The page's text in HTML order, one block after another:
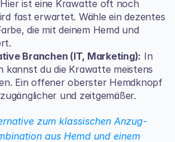
Hier ist eine Krawatte oft noch
fast erwartet. Wähle ein dezentes
die mit deinem Hemd und
Branchen (IT, Marketing): In
kannst du die Krawatte meistens
Ein offener oberster Hemdknopf
und zeitgemäßer.
zum klassischen Anzug-
aus Hemd und einem